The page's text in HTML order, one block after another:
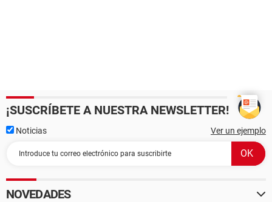
¡SUSCRÍBETE A NUESTRA NEWSLETTER!
Noticias Ver un ejemplo
NOVEDADES